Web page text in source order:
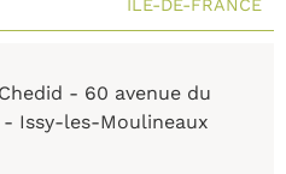
ÎLE-DE-FRANCE
- 60 avenue du
- Issy-les-Moulineaux